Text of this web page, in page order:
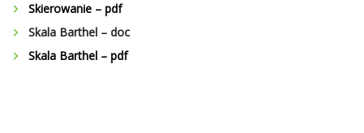
Skierowanie – pdf
Skala Barthel – doc
Skala Barthel – pdf